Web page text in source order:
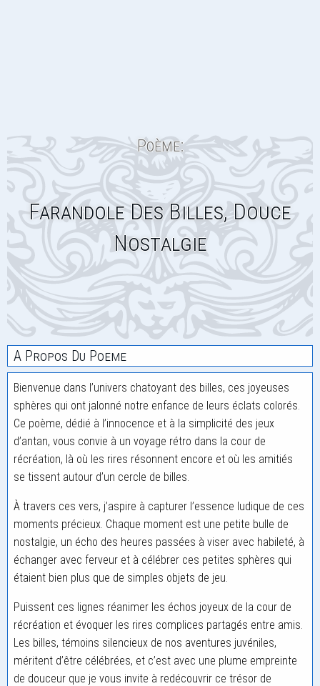
Poème:
Farandole Des Billes, Douce
Nostalgie
A Propos Du Poeme
Bienvenue dans l’univers chatoyant des billes, ces joyeuses
sphères qui ont jalonné notre enfance de leurs éclats colorés.
Ce poème, dédié à l’innocence et à la simplicité des jeux
d’antan, vous convie à un voyage rétro dans la cour de
récréation, là où les rires résonnent encore et où les amitiés
se tissent autour d’un cercle de billes.
À travers ces vers, j’aspire à capturer l’essence ludique de ces
moments précieux. Chaque moment est une petite bulle de
nostalgie, un écho des heures passées à viser avec habileté, à
échanger avec ferveur et à célébrer ces petites sphères qui
étaient bien plus que de simples objets de jeu.
Puissent ces lignes réanimer les échos joyeux de la cour de
récréation et évoquer les rires complices partagés entre amis.
Les billes, témoins silencieux de nos aventures juvéniles,
méritent d’être célébrées, et c’est avec une plume empreinte
de douceur que je vous invite à redécouvrir ce trésor de